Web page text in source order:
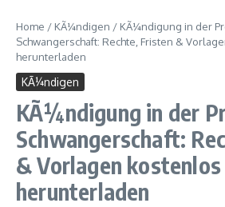
Home / KÃ¼ndigen / KÃ¼ndigung in der
Schwangerschaft: Rechte, Fristen &
herunterladen
KÃ¼ndigen
KÃ¼ndigung in der
Schwangerschaft:
& Vorlagen kostenlos
herunterladen